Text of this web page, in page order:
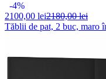
-4%
2100,00 lei2180,00 lei
Tăblii de pat, 2 buc, maro